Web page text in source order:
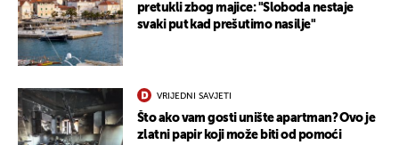
pretukli zbog majice: "Sloboda nestaje
svaki put kad prešutimo nasilje"
VRIJEDNI SAVJETI
Što ako vam gosti unište apartman? Ovo je
zlatni papir koji može biti od pomoći